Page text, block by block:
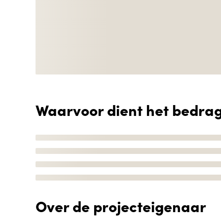
Waarvoor dient het
Over de projecteigenaar